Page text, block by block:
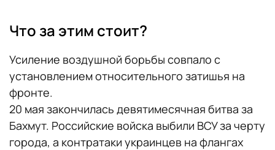
Что за этим стоит?
Усиление воздушной борьбы совпало с
установлением относительного затишья на
фронте.
20 мая закончилась девятимесячная битва за
Бахмут. Российские войска выбили ВСУ за черту
города, а контратаки украинцев на флангах